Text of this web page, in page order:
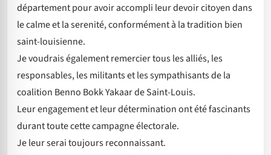
département pour avoir accompli leur devoir citoyen dans
le calme et la serenité, conformément à la tradition bien
saint-louisienne.
Je voudrais également remercier tous les alliés, les
responsables, les militants et les sympathisants de la
coalition Benno Bokk Yakaar de Saint-Louis.
Leur engagement et leur détermination ont été fascinants
durant toute cette campagne électorale.
Je leur serai toujours reconnaissant.